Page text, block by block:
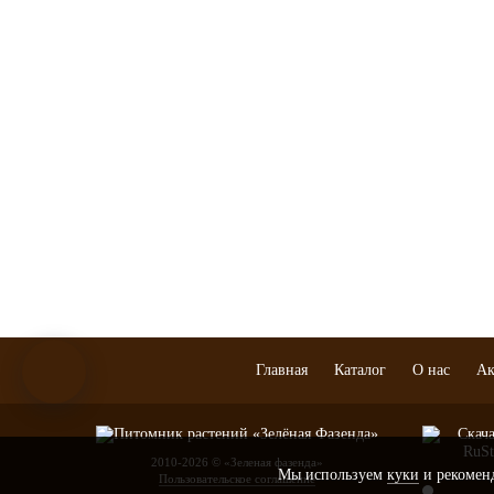
Главная Каталог О нас
2010-2026 © «Зеленая фазенда»
Пользовательское соглашениеМы используем куки и